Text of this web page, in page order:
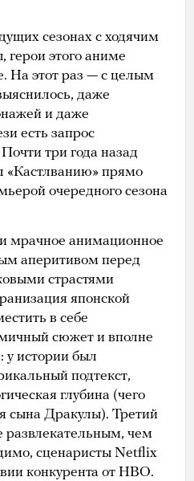
сезонах с ходячим
этого аниме
На этот раз — с целым
даже
и даже
есть запрос
три года назад
«Кастлванию» прямо
очередного сезона
мрачное анимационное
аперитивом перед
страстями
японской
в себе
сюжет и вполне
у истории был
подтекст,
глубина (чего
сына Дракулы). Третий
развлекательным, чем
сценаристы Netflix
конкурента от HBO.